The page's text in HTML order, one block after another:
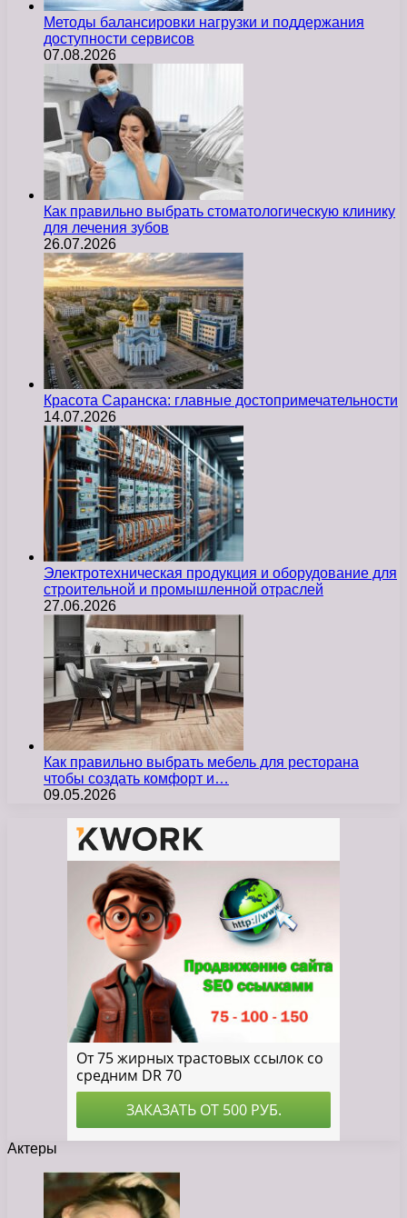
Методы балансировки нагрузки и поддержания
доступности сервисов
07.08.2026
Как правильно выбрать стоматологическую клинику
для лечения зубов
26.07.2026
Красота Саранска: главные достопримечательности
14.07.2026
Электротехническая продукция и оборудование для
строительной и промышленной отраслей
27.06.2026
Как правильно выбрать мебель для ресторана
чтобы создать комфорт и…
09.05.2026
Актеры